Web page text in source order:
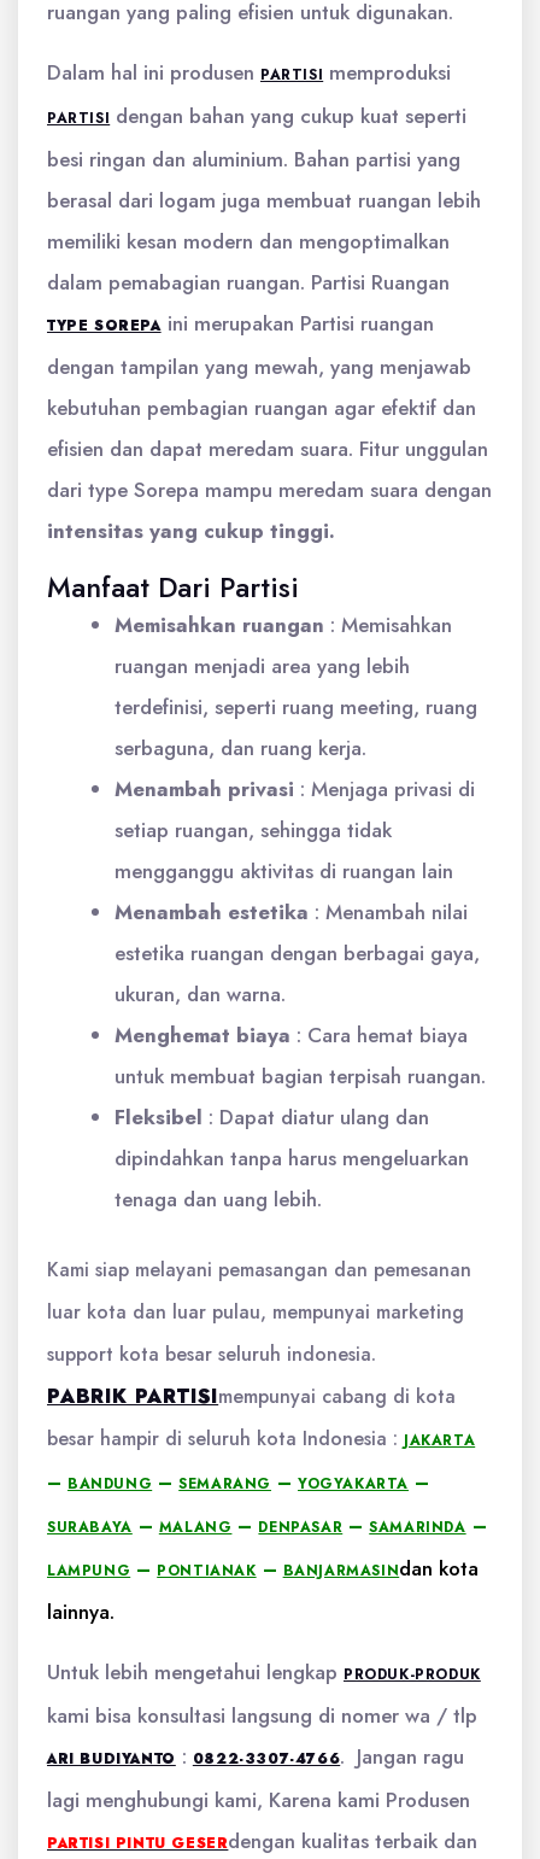
ruangan yang paling efisien untuk digunakan.
Dalam hal ini produsen PARTISI memproduksi
PARTISI dengan bahan yang cukup kuat seperti
besi ringan dan aluminium. Bahan partisi yang
berasal dari logam juga membuat ruangan lebih
memiliki kesan modern dan mengoptimalkan
dalam pemabagian ruangan. Partisi Ruangan
TYPE SOREPAini merupakan Partisi ruangan
dengan tampilan yang mewah, yang menjawab
kebutuhan pembagian ruangan agar efektif dan
efisien dan dapat meredam suara. Fitur unggulan
dari type Sorepa mampu meredam suara dengan
intensitas yang cukup tinggi.
Manfaat Dari Partisi
Memisahkan ruangan : Memisahkan
ruangan menjadi area yang lebih
terdefinisi, seperti ruang meeting, ruang
serbaguna, dan ruang kerja.
Menambah privasi : Menjaga privasi di
setiap ruangan, sehingga tidak
mengganggu aktivitas di ruangan lain
Menambah estetika : Menambah nilai
estetika ruangan dengan berbagai gaya,
ukuran, dan warna.
Menghemat biaya : Cara hemat biaya
untuk membuat bagian terpisah ruangan.
Fleksibel : Dapat diatur ulang dan
dipindahkan tanpa harus mengeluarkan
tenaga dan uang lebih.
Kami siap melayani pemasangan dan pemesanan
luar kota dan luar pulau, mempunyai marketing
support kota besar seluruh indonesia.
PABRIK PARTISImempunyai cabang di kota
besar hampir di seluruh kota Indonesia : JAKARTA
– BANDUNG –SEMARANG –YOGYAKARTA –
SURABAYA – MALANG – DENPASAR –SAMARINDA –
LAMPUNG – PONTIANAK – BANJARMASINdan kota
lainnya.
Untuk lebih mengetahui lengkap PRODUK-PRODUK
kami bisa konsultasi langsung di nomer wa / tlp
ARI BUDIYANTO : 0822-3307-4766. Jangan ragu
lagi menghubungi kami, Karena kami Produsen
PARTISI PINTU GESERdengan kualitas terbaik dan